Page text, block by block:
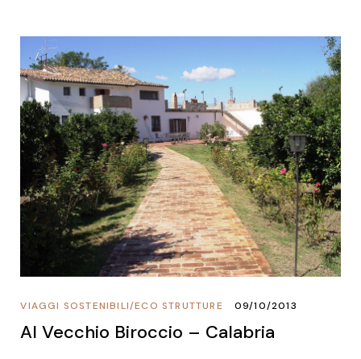
ECO STRUTTURE
/
VIAGGI SOSTENIBILI 09/10/2013
Al Vecchio Biroccio – Calabria